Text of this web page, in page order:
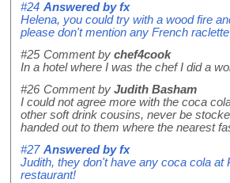
#24 Answered byfx
Helena, you could try with a wood fire
please don't mention any French
#25 Comment by chef4cook
In a hotel where I was the chef I did a
#26 Comment by Judith Basham
I could not agree more with the coca
other soft drink cousins, never be
handed out to them where the nearest
#27 Answered byfx
Judith, they don't have any coca cola
restaurant!